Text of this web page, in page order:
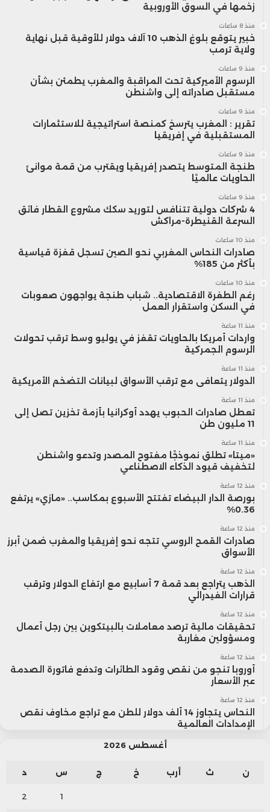
زخمها في السوق الأوروبية
منذ 8 ساعات
خبير يتوقع بلوغ الذهب 10 آلاف دولار للأوقية قبل نهاية
ولاية ترمب
منذ 9 ساعات
الرسوم الأميركية تحت المراقبة والمغرب يطمئن بشأن
مستقبل صادراته إلى واشنطن
منذ 9 ساعات
تقرير : المغرب يترسخ كمنصة استراتيجية للاستثمارات
المستقبلية في إفريقيا
منذ 9 ساعات
طنجة المتوسط يتصدر إفريقيا ويقترب من قمة موانئ
الحاويات عالميًا
منذ 9 ساعات
4 شركات دولية تتنافس لتوريد سكك مشروع القطار فائق
السرعة القنيطرة-مراكش
منذ 10 ساعات
صادرات النحاس المغربي نحو الصين تسجل قفزة قياسية
بأكثر من 185%
منذ 10 ساعات
رغم الطفرة الاقتصادية.. شباب طنجة يواجهون صعوبات
في السكن واستقرار العمل
منذ 11 ساعة
واردات أمريكا بالحاويات تقفز في يوليو وسط ترقب تحولات
الرسوم الجمركية
منذ 11 ساعة
الدولار يتعافى مع ترقب الأسواق لبيانات التضخم الأمريكية
منذ 11 ساعة
تعطل صادرات الحبوب يهدد أوكرانيا بأزمة تخزين تصل إلى
11 مليون طن
منذ 11 ساعة
«ميتا» تطلق نموذجًا مفتوح المصدر وتدعو واشنطن
لتخفيف قيود الذكاء الاصطناعي
منذ 12 ساعة
بورصة الدار البيضاء تفتتح الأسبوع بمكاسب.. «مازي» يرتفع
0.36%
منذ 12 ساعة
صادرات القمح الروسي تتجه نحو إفريقيا والمغرب ضمن أبرز
الأسواق
منذ 12 ساعة
الذهب يتراجع بعد قمة 7 أسابيع مع ارتفاع الدولار وترقب
قرارات الفيدرالي
منذ 12 ساعة
تحقيقات مالية ترصد معاملات بالبيتكوين بين رجل أعمال
ومسؤولين مغاربة
منذ 12 ساعة
أوروبا تنجو من نقص وقود الطائرات وتدفع فاتورة الصدمة
عبر الأسعار
منذ 12 ساعة
النحاس يتجاوز 14 ألف دولار للطن مع تراجع مخاوف نقص
الإمدادات العالمية
أغسطس 2026
ن ث أرب خ ج س د
1
2